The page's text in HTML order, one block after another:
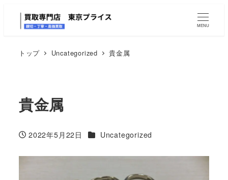
MENU
トップ Uncategorized 貴金属
貴金属
投稿日
2022年5月22日 カテゴリー
Uncategorized